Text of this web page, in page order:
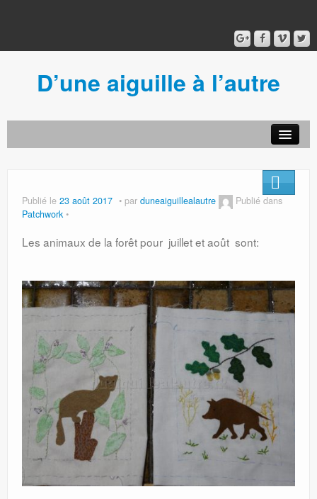
D’une aiguille à l’autre
Publié le 23 août 2017 par duneaiguillealautre
Publié dans
Patchwork
Les animaux de la forêt pour juillet et août sont: